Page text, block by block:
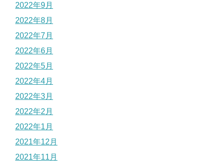
2022年9月
2022年8月
2022年7月
2022年6月
2022年5月
2022年4月
2022年3月
2022年2月
2022年1月
2021年12月
2021年11月